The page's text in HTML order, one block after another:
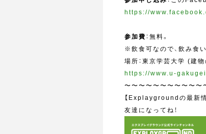
https://
参加費 ：無料。
※飲食可なので、飲み食
場所：東京学芸大学 (建
https://www.u-
〜〜〜〜〜〜〜〜〜〜〜
【Explaygroundの最新情
友達になってね！